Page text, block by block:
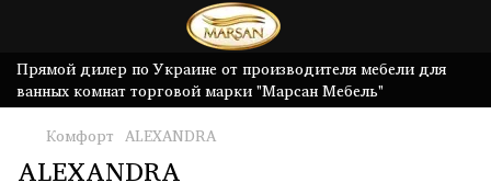
Прямой дилер по Украине от производителя мебели для
ванных комнат торговой марки "Марсан Мебель"
Комфорт ALEXANDRA
ALEXANDRA